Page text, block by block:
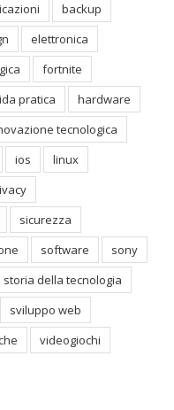
backup
elettronica
fortnite
pratica
hardware
tecnologica
ios
linux
sicurezza
software
sony
storia della tecnologia
sviluppo web
videogiochi